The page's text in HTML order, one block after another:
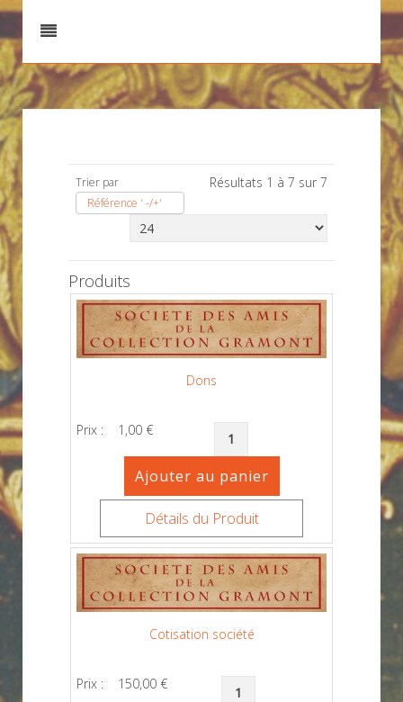
Trier par
Référence ' -/+'
Résultats 1 à 7 sur 7
Produits
Dons
Prix : 1,00 €
Détails du Produit
Cotisation société
Prix : 150,00 €